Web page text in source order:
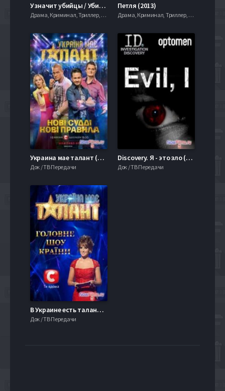
У значит убийцы / Убийцы Ву (2019)
Драма, Криминал, Триллер, 2014, 720hd, mobilen
Петля (2013)
Драма, Криминал, Триллер, 2014, 720hd, mobilen
Украина мае талант (6 Сезон) 2014 Финал смотреть онлайн
Док / ТВ Передачи
Discovery. Я - это зло (2012) Все серии
Док / ТВ Передачи
В Украине есть таланты - 5 / Україна має талант - 5 (2013)
Док / ТВ Передачи